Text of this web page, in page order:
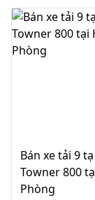
Bán xe tải 9
Towner 800
Phòng